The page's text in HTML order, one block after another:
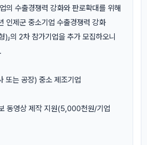
의 수출경쟁력 강화와 판로확대를 위해
인제군 중소기업 수출경쟁력 강화
)」의 2차 참가기업을 추가 모집하오니
또는 공장) 중소 제조기업
동영상 제작 지원(5,000천원/기업